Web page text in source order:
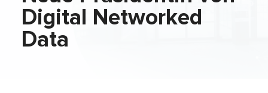
Digital Networked
Data